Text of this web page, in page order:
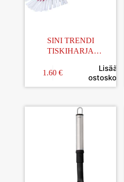
SINI TRENDI
TISKIHARJA
1.60 €
Lisää
ostoskoriin